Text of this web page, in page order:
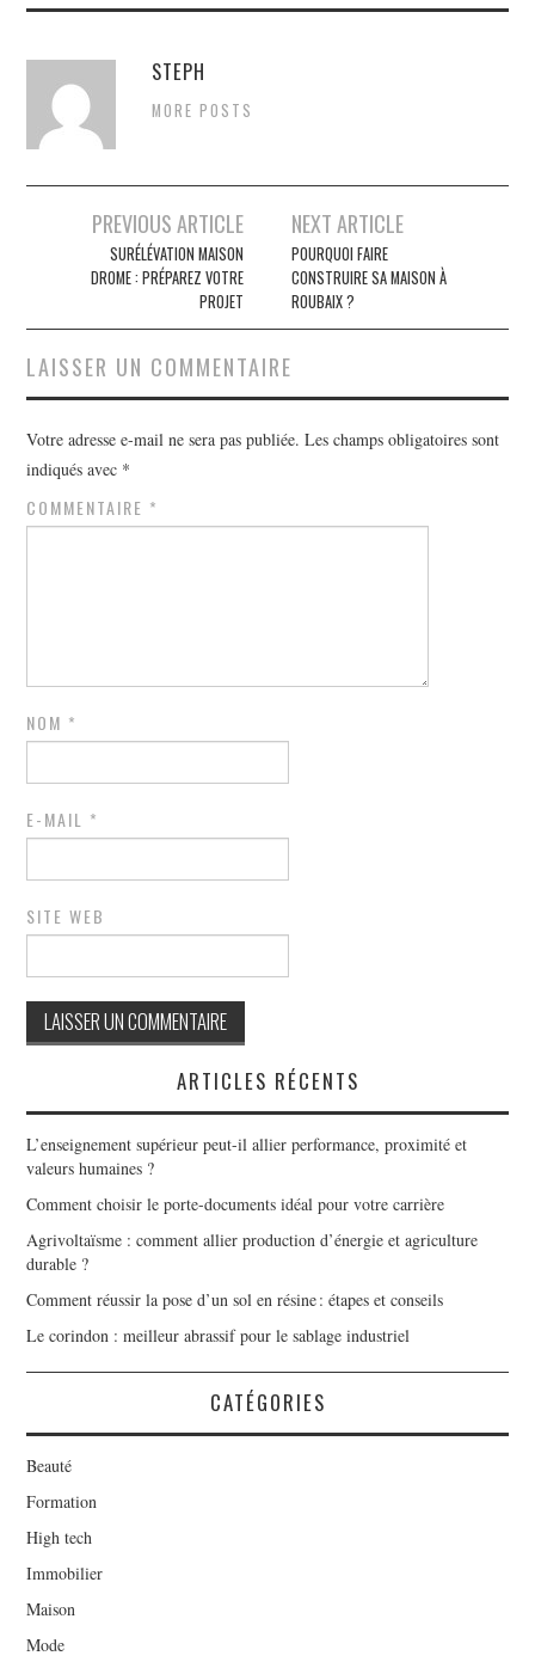
STEPH
MORE POSTS
Navigation des articles
PREVIOUS ARTICLE
SURÉLÉVATION MAISON
DROME : PRÉPAREZ VOTRE
PROJET
NEXT ARTICLE
POURQUOI FAIRE
CONSTRUIRE SA MAISON À
ROUBAIX ?
LAISSER UN COMMENTAIRE
Votre adresse e-mail ne sera pas publiée. Les champs obligatoires sont
indiqués avec *
COMMENTAIRE *
NOM *
E-MAIL *
SITE WEB
ARTICLES RÉCENTS
L’enseignement supérieur peut-il allier performance, proximité et
valeurs humaines ?
Comment choisir le porte-documents idéal pour votre carrière
Agrivoltaïsme : comment allier production d’énergie et agriculture
durable ?
Comment réussir la pose d’un sol en résine : étapes et conseils
Le corindon : meilleur abrassif pour le sablage industriel
CATÉGORIES
Beauté
Formation
High tech
Immobilier
Maison
Mode